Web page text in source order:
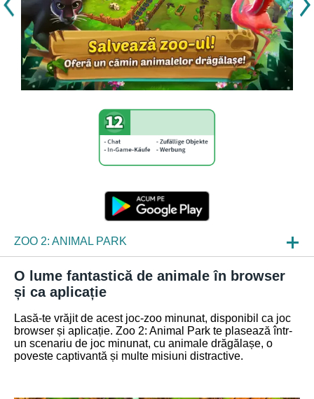
ZOO 2: ANIMAL PARK
STIRI
INCURSIUNI DESPRE JOCURI
ÎNTREBĂRI FRECVENTE
O lume fantastică de animale în browser
și ca aplicație
Lasă-te vrăjit de acest joc-zoo minunat, disponibil ca joc
browser și aplicație. Zoo 2: Animal Park te plasează într-
un scenariu de joc minunat, cu animale drăgălașe, o
poveste captivantă și multe misiuni distractive.